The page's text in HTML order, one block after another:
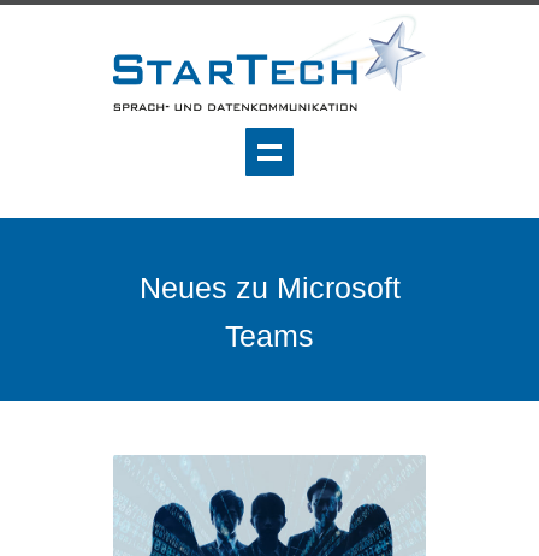
Neues zu Microsoft
Teams